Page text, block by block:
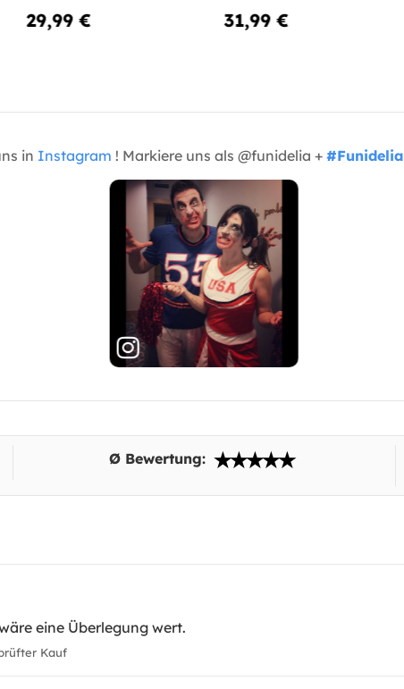
29,99 € 31,99 €
in Instagram ! Markiere uns als @funidelia + #Funidelia
Ø Bewertung:
eine Überlegung wert.
Kauf